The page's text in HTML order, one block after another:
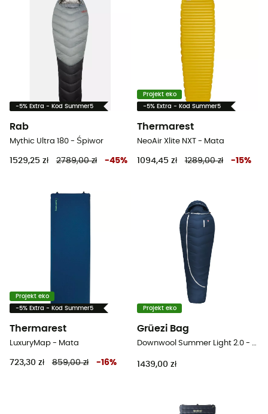
-5% Extra - Kod Summer5
Rab
Mythic Ultra 180 - Śpiwor
1529,25 zł 2789,00 zł -45%
Projekt eko
-5% Extra - Kod Summer5
Thermarest
NeoAir Xlite NXT - Mata
1094,45 zł 1289,00 zł -15%
Projekt eko
-5% Extra - Kod Summer5
Thermarest
LuxuryMap - Mata
723,30 zł 859,00 zł -16%
Projekt eko
Grüezi Bag
Downwool Summer Light 2.0 - Śpiwor
1439,00 zł